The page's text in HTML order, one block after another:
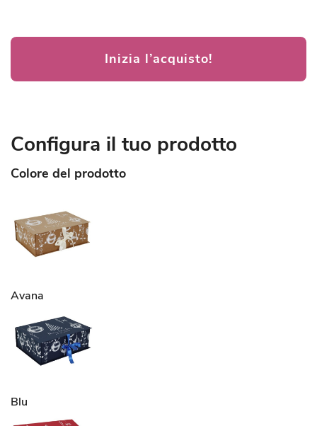
Inizia l’acquisto!
Configura il tuo prodotto
Colore del prodotto
Avana
Blu